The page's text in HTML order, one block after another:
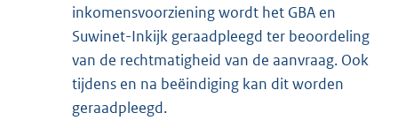
inkomensvoorziening wordt het GBA en
Suwinet-Inkijk geraadpleegd ter beoordeling
van de rechtmatigheid van de aanvraag. Ook
tijdens en na beëindiging kan dit worden
geraadpleegd.